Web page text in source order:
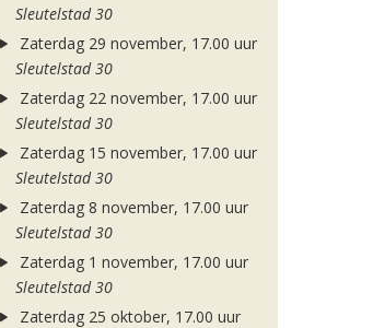
Sleutelstad 30
Zaterdag 29 november, 17.00 uur
Sleutelstad 30
Zaterdag 22 november, 17.00 uur
Sleutelstad 30
Zaterdag 15 november, 17.00 uur
Sleutelstad 30
Zaterdag 8 november, 17.00 uur
Sleutelstad 30
Zaterdag 1 november, 17.00 uur
Sleutelstad 30
Zaterdag 25 oktober, 17.00 uur